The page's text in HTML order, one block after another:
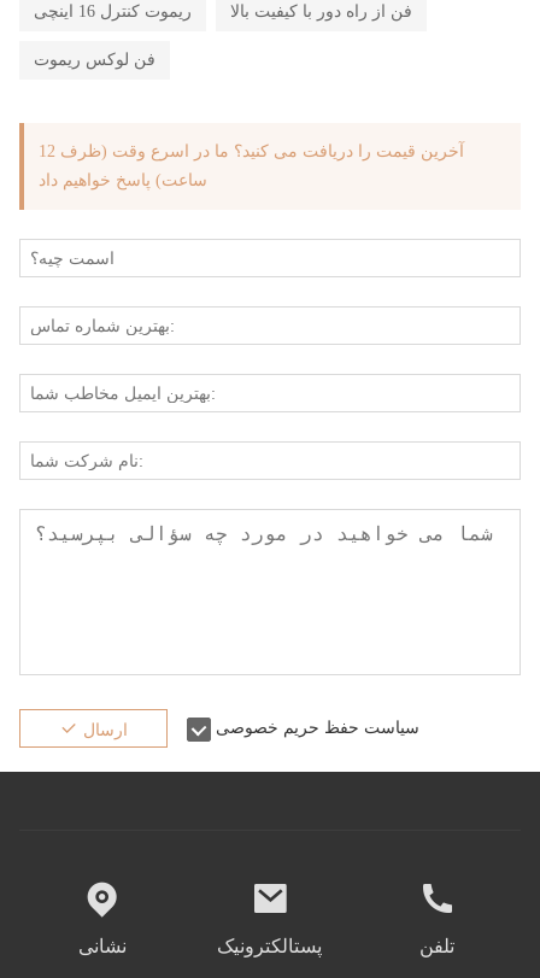
ریموت کنترل 16 اینچی فن از راه دور با کیفیت بالا
فن لوکس ریموت
آخرین قیمت را دریافت می کنید؟ ما در اسرع وقت (ظرف 12
ساعت) پاسخ خواهیم داد
ارسال سیاست حفظ حریم خصوصی
نشانی پستالکترونیک تلفن